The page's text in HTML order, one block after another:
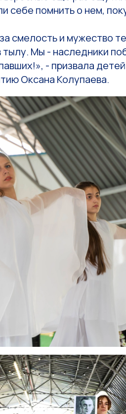
себе помнить о нем,
смелость и мужество
Мы - наследники
- призвала
Оксана Колупаева.